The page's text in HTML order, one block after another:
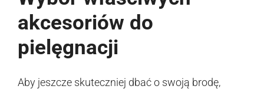
akcesoriów do
pielęgnacji
Aby jeszcze skuteczniej dbać o swoją brodę,